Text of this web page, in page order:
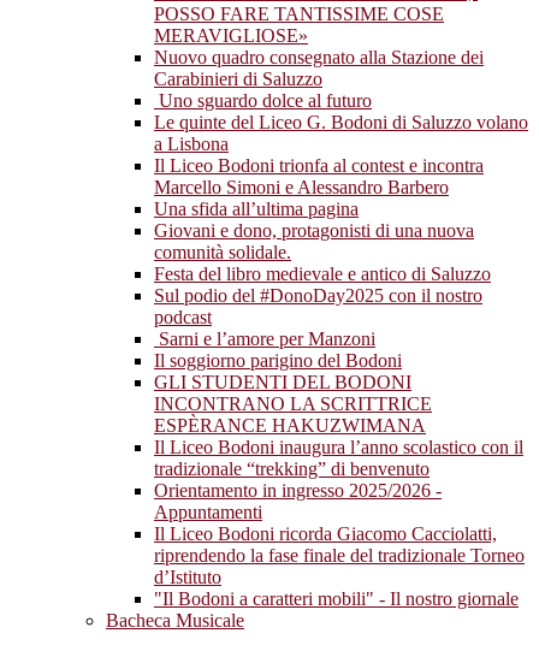
POSSO FARE TANTISSIME COSE
MERAVIGLIOSE»
Nuovo quadro consegnato alla Stazione dei
Carabinieri di Saluzzo
Uno sguardo dolce al futuro
Le quinte del Liceo G. Bodoni di Saluzzo volano
a Lisbona
Il Liceo Bodoni trionfa al contest e incontra
Marcello Simoni e Alessandro Barbero
Una sfida all’ultima pagina
Giovani e dono, protagonisti di una nuova
comunità solidale.
Festa del libro medievale e antico di Saluzzo
Sul podio del #DonoDay2025 con il nostro
podcast
Sarni e l’amore per Manzoni
Il soggiorno parigino del Bodoni
GLI STUDENTI DEL BODONI
INCONTRANO LA SCRITTRICE
ESPÈRANCE HAKUZWIMANA
Il Liceo Bodoni inaugura l’anno scolastico con il
tradizionale “trekking” di benvenuto
Orientamento in ingresso 2025/2026 -
Appuntamenti
Il Liceo Bodoni ricorda Giacomo Cacciolatti,
riprendendo la fase finale del tradizionale Torneo
d’Istituto
"Il Bodoni a caratteri mobili" - Il nostro giornale
Bacheca Musicale